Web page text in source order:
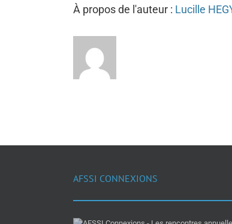
À propos de l'auteur : Lucille
AFSSI CONNEXIONS